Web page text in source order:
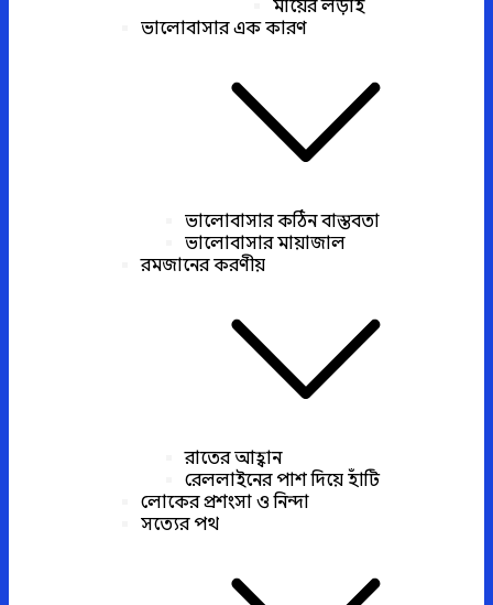
মায়ের লড়াই
ভালোবাসার এক কারণ
ভালোবাসার কঠিন বাস্তবতা
ভালোবাসার মায়াজাল
রমজানের করণীয়
রাতের আহ্বান
রেললাইনের পাশ দিয়ে হাঁটি
লোকের প্রশংসা ও নিন্দা
সত্যের পথ